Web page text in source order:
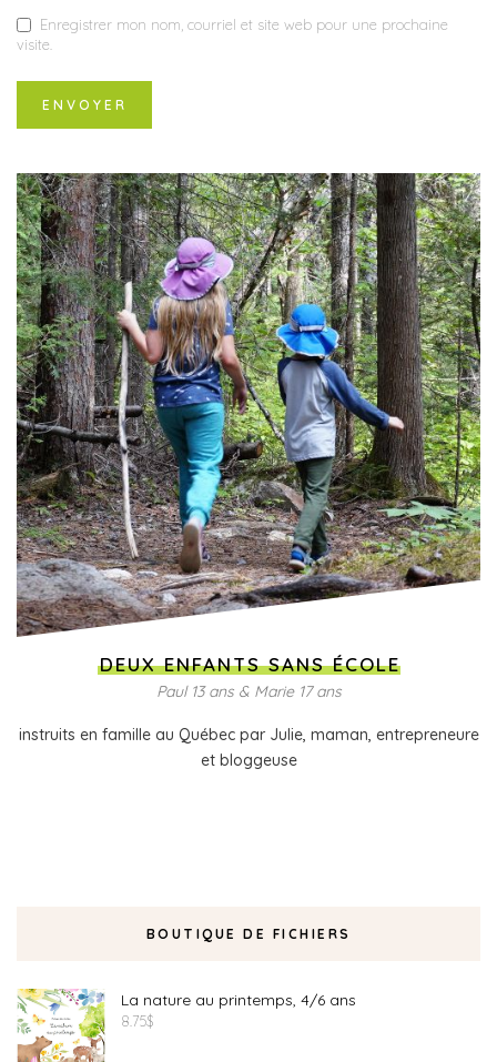
Enregistrer mon nom, courriel et site web pour une prochaine
visite.
DEUX ENFANTS SANS ÉCOLE
Paul 13 ans & Marie 17 ans
instruits en famille au Québec par Julie, maman, entrepreneure
et bloggeuse
BOUTIQUE DE FICHIERS
La nature au printemps, 4/6 ans
8.75$